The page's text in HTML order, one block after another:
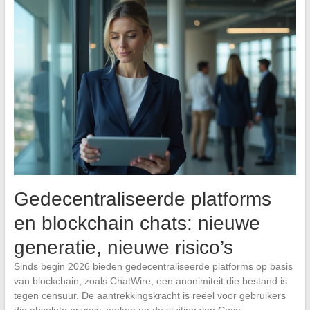
Gedecentraliseerde platforms
en blockchain chats: nieuwe
generatie, nieuwe risico’s
Sinds begin 2026 bieden gedecentraliseerde platforms op basis
van blockchain, zoals ChatWire, een anonimiteit die bestand is
tegen censuur. De aantrekkingskracht is reëel voor gebruikers